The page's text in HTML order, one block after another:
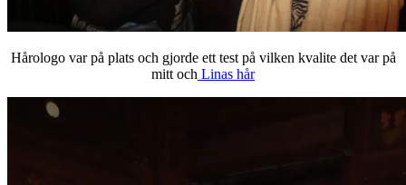
Hårologo var på plats och gjorde ett test på vilken kvalite det var på
mitt och Linas hår